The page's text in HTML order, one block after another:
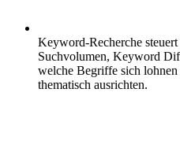
Keyword-Recherche
Suchvolumen, Keyword
welche Begriffe sich
thematisch ausrichten.